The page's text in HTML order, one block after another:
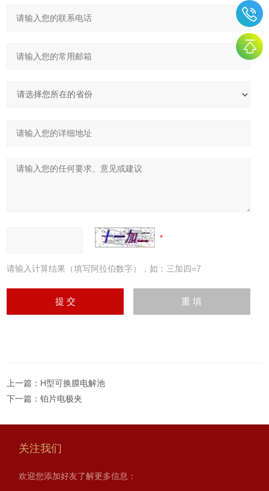
请输入计算结果（填写阿拉伯数字），如：三加四=7
上一篇： H型可换膜电解池
下一篇：铂片电极夹
关注我们
欢迎您添加好友了解更多信息：